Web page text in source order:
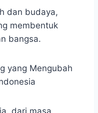
a
r
e
dan budaya,
membentuk
bangsa.